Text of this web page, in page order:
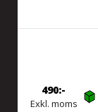
Exkl. moms
490